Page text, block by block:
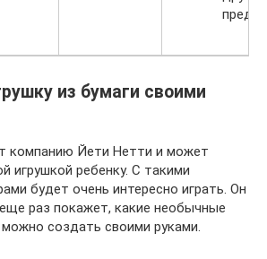
из бумаги своими
компанию Йети Нетти и может
игрушкой ребенку. С такими
будет очень интересно играть. Он
раз покажет, какие необычные
можно создать своими руками.